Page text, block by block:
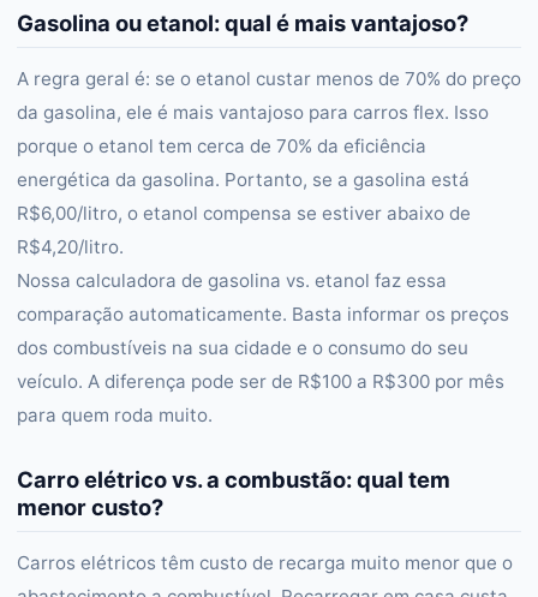
Gasolina ou etanol: qual é mais vantajoso?
A regra geral é: se o etanol custar menos de 70% do preço
da gasolina, ele é mais vantajoso para carros flex. Isso
porque o etanol tem cerca de 70% da eficiência
energética da gasolina. Portanto, se a gasolina está
R$6,00/litro, o etanol compensa se estiver abaixo de
R$4,20/litro.
Nossa calculadora de gasolina vs. etanol faz essa
comparação automaticamente. Basta informar os preços
dos combustíveis na sua cidade e o consumo do seu
veículo. A diferença pode ser de R$100 a R$300 por mês
para quem roda muito.
Carro elétrico vs. a combustão: qual tem
menor custo?
Carros elétricos têm custo de recarga muito menor que o